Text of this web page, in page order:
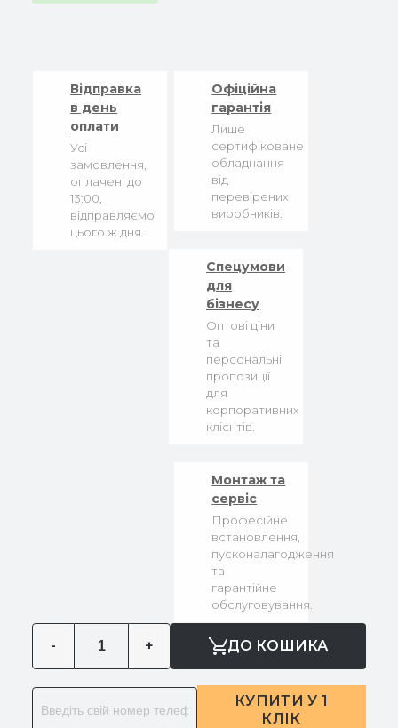
Відправка
в день
оплати
Усі
замовлення,
оплачені до
13:00,
відправляємо
цього ж дня.
Офіційна
гарантія
Лише
сертифіковане
обладнання
від
перевірених
виробників.
Спецумови
для
бізнесу
Оптові ціни
та
персональні
пропозиції
для
корпоративних
клієнтів.
Монтаж та
сервіс
Професійне
встановлення,
пусконалагодження
та
гарантійне
обслуговування.
- + ДО КОШИКА
КУПИТИ У 1
КЛІК